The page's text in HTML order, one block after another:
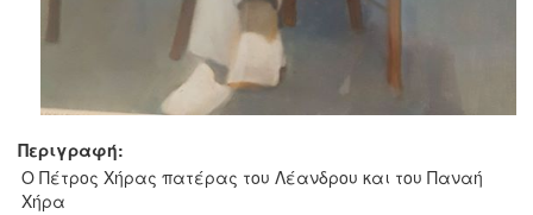
Περιγραφή:
Ο Πέτρος Χήρας πατέρας του Λέανδρου και του Παναή
Χήρα